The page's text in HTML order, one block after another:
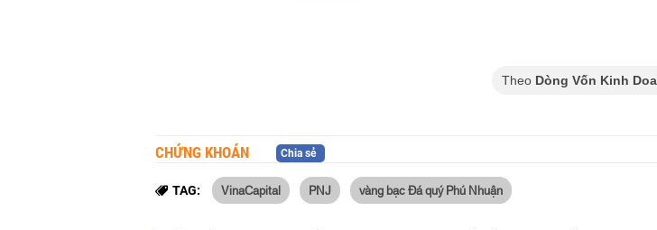
Theo Dòng Vốn Kinh
CHỨNG KHOÁN Chia sẻ
TAG: VinaCapital PNJ vàng bạc Đá quý Phú Nhuận